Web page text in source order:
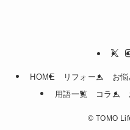
HOME リフォーム お
用語一覧
コラム
© TOMO